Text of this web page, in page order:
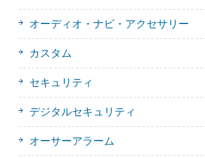
オーディオ・ナビ・アクセサリー
カスタム
セキュリティ
デジタルセキュリティ
オーサーアラーム